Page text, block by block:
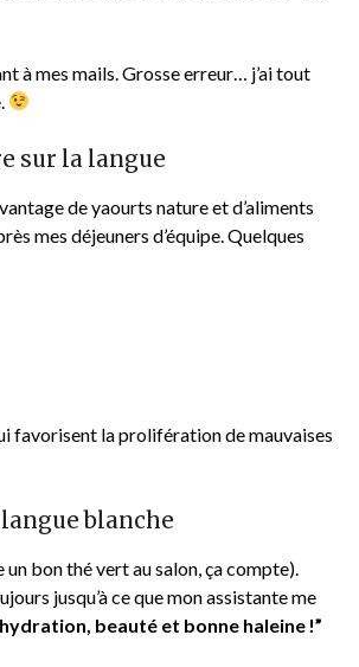
à mes mails. Grosse erreur… j’ai tout
sur la langue
de yaourts nature et d’aliments
mes déjeuners d’équipe. Quelques
favorisent la prolifération de mauvaises
blanche
bon thé vert au salon, ça compte).
jusqu’à ce que mon assistante me
beauté et bonne haleine !”